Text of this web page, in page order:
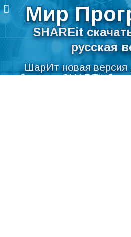
Мир
SHAREit
русская
ШарИт новая версия
Скачать SHAREit